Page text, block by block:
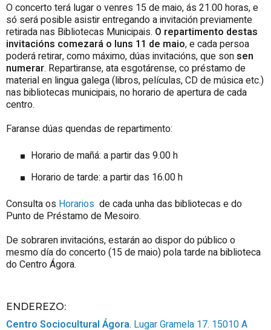
O concerto terá lugar o venres 15 de maio, ás 21.00 horas, e
só será posible asistir entregando a invitación previamente
retirada nas Bibliotecas Municipais. O repartimento destas
invitacións comezará o luns 11 de maio, e cada persoa
poderá retirar, como máximo, dúas invitacións, que sonsen
numerar. Repartiranse, ata esgotárense, co préstamo de
material en lingua galega (libros, películas, CD de música etc.)
nas bibliotecas municipais, no horario de apertura de cada
centro.
Faranse dúas quendas de repartimento:
Horario de mañá: a partir das 9.00 h
Horario de tarde: a partir das 16.00 h
Consulta os Horarios de cada unha das bibliotecas e do
Punto de Préstamo de Mesoiro.
De sobraren invitacións, estarán ao dispor do público o
mesmo día do concerto (15 de maio) pola tarde na biblioteca
do Centro Ágora.
ENDEREZO:
Centro Sociocultural Ágora. Lugar Gramela 17. 15010A